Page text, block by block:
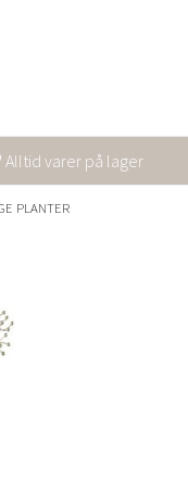
Alltid varer på lager
PLANTER